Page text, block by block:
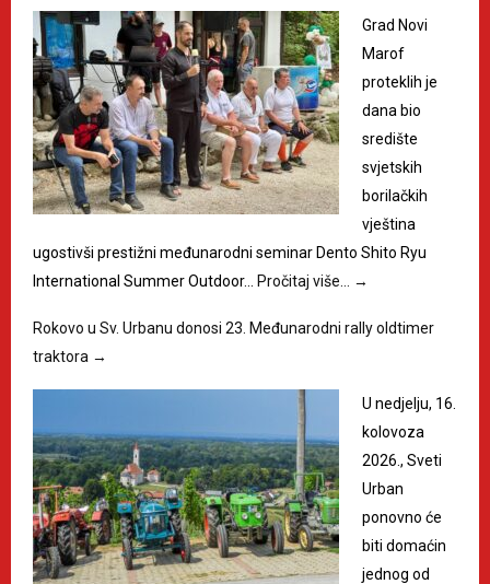
Grad Novi
Marof
proteklih je
dana bio
središte
svjetskih
borilačkih
vještina
ugostivši prestižni međunarodni seminar Dento Shito Ryu
International Summer Outdoor…
Pročitaj više… →
Rokovo u Sv. Urbanu donosi 23. Međunarodni rally oldtimer
traktora →
U nedjelju, 16.
kolovoza
2026., Sveti
Urban
ponovno će
biti domaćin
jednog od